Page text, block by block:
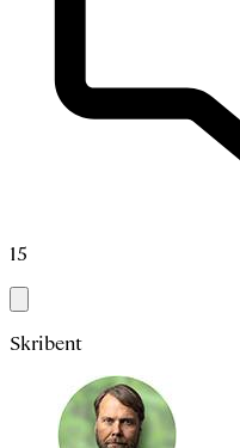
15
Skribent